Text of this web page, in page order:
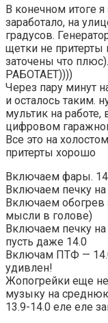
В конечном итоге
заработало, на
градусов.
щетки не притерты
заточены что
РАБОТАЕТ))))
Через пару минут
и осталось таким.
мультик на работе,
цифровом
Все это на
притерты хорошо
Включаем фары.
Включаем печку на
Включаем обогрев
мысли в голове)
Включаем печку на
пусть даже 14.0
Включам ПТФ —
удивлен!
Жопогрейки еще
музыку на
13.9-14.0 еле еле